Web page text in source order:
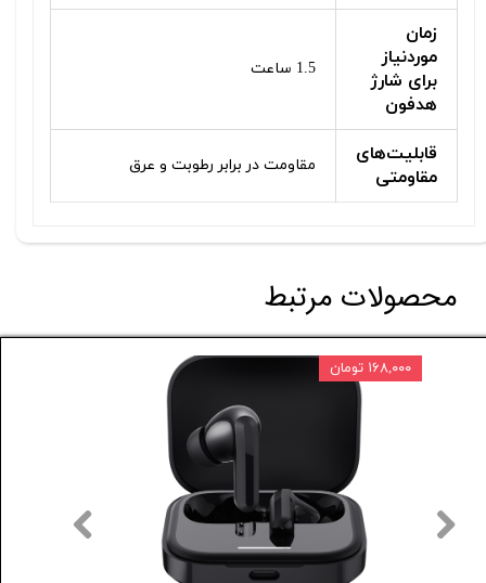
زمان
موردنیاز
برای شارژ
هدفون
1.5 ساعت
قابلیت‌های
مقاومتی
مقاومت در برابر رطوبت و عرق
محصولات مرتبط
۱۶۸,۰۰۰ تومان